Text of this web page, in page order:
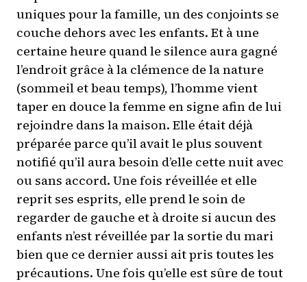
uniques pour la famille, un des conjoints se
couche dehors avec les enfants. Et à une
certaine heure quand le silence aura gagné
l’endroit grâce à la clémence de la nature
(sommeil et beau temps), l’homme vient
taper en douce la femme en signe afin de lui
rejoindre dans la maison. Elle était déjà
préparée parce qu’il avait le plus souvent
notifié qu’il aura besoin d’elle cette nuit avec
ou sans accord. Une fois réveillée et elle
reprit ses esprits, elle prend le soin de
regarder de gauche et à droite si aucun des
enfants n’est réveillée par la sortie du mari
bien que ce dernier aussi ait pris toutes les
précautions. Une fois qu’elle est sûre de tout